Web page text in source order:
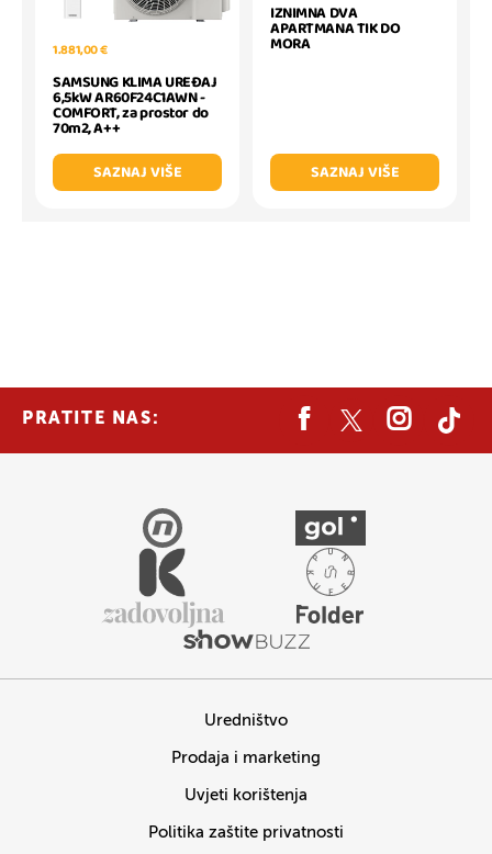
1.881,00 €
SAMSUNG KLIMA UREĐAJ
6,5kW AR60F24C1AWN -
COMFORT, za prostor do
70m2, A++
SAZNAJ VIŠE
IZNIMNA DVA
APARTMANA TIK DO
MORA
SAZNAJ VIŠE
PRATITE NAS:
Uredništvo
Prodaja i marketing
Uvjeti korištenja
Politika zaštite privatnosti